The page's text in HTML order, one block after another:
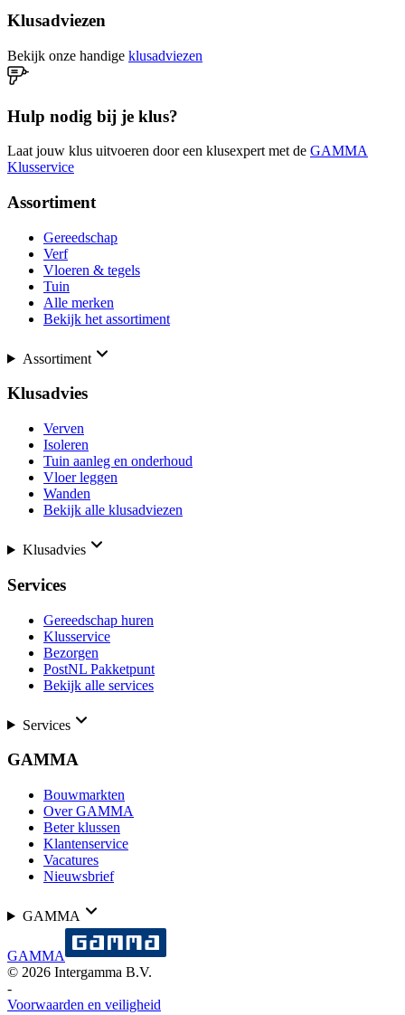
Klusadviezen
Bekijk onze handige klusadviezen
Hulp nodig bij je klus?
Laat jouw klus uitvoeren door een klusexpert met de GAMMA
Klusservice
Assortiment
Gereedschap
Verf
Vloeren & tegels
Tuin
Alle merken
Bekijk het assortiment
Assortiment
Klusadvies
Verven
Isoleren
Tuin aanleg en onderhoud
Vloer leggen
Wanden
Bekijk alle klusadviezen
Klusadvies
Services
Gereedschap huren
Klusservice
Bezorgen
PostNL Pakketpunt
Bekijk alle services
Services
GAMMA
Bouwmarkten
Over GAMMA
Beter klussen
Klantenservice
Vacatures
Nieuwsbrief
GAMMA
GAMMA
© 2026 Intergamma B.V.
-
Voorwaarden en veiligheid